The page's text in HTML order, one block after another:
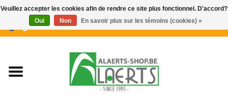
0 Articles - €0,00
Nouveautés
Veuillez accepter les cookies afin de rendre ce site plus fonctionnel. D'accord?
Oui
Non En savoir plus sur les témoins (cookies) »